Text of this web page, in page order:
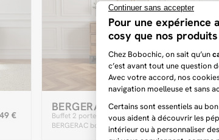
€
BERGERAC
Buffet 2 portes 3 tiroirs 150 cm
BERGERAC bois massif de manguier
699 €